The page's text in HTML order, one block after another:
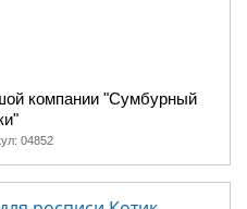
компании "Сумбурный
04852